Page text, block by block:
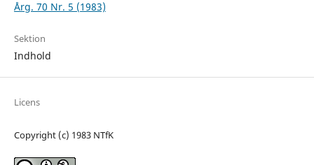
Årg. 70 Nr. 5 (1983)
Sektion
Indhold
Licens
Copyright (c) 1983 NTfK